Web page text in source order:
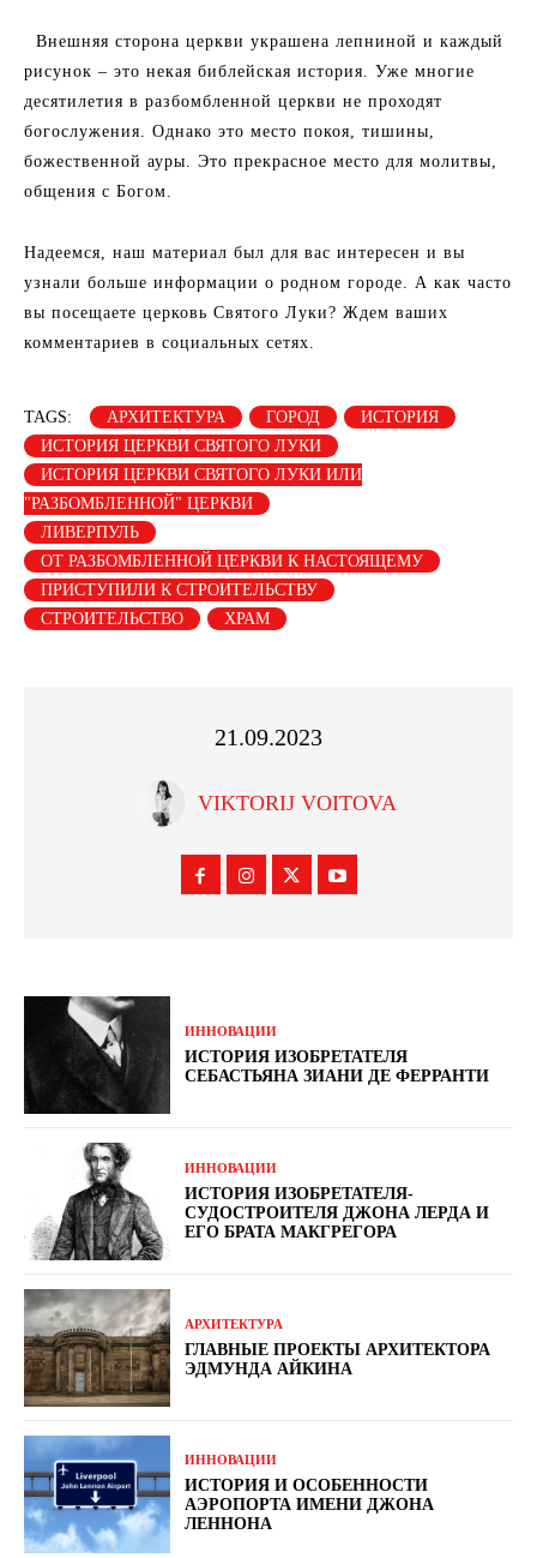
Внешняя сторона церкви украшена лепниной и каждый
рисунок – это некая библейская история. Уже многие
десятилетия в разбомбленной церкви не проходят
богослужения. Однако это место покоя, тишины,
божественной ауры. Это прекрасное место для молитвы,
общения с Богом.
Надеемся, наш материал был для вас интересен и вы
узнали больше информации о родном городе. А как часто
вы посещаете церковь Святого Луки? Ждем ваших
комментариев в социальных сетях.
TAGS: АРХИТЕКТУРА ГОРОД
ИСТОРИЯ
ИСТОРИЯ ЦЕРКВИ СВЯТОГО ЛУКИ
ИСТОРИЯ ЦЕРКВИ СВЯТОГО ЛУКИ ИЛИ
"РАЗБОМБЛЕННОЙ" ЦЕРКВИ
ЛИВЕРПУЛЬ
ОТ РАЗБОМБЛЕННОЙ ЦЕРКВИ К НАСТОЯЩЕМУ
ПРИСТУПИЛИ К СТРОИТЕЛЬСТВУ
СТРОИТЕЛЬСТВО
ХРАМ
21.09.2023
VIKTORIJ VOITOVA
ИННОВАЦИИ
ИСТОРИЯ ИЗОБРЕТАТЕЛЯ
СЕБАСТЬЯНА ЗИАНИ ДЕ ФЕРРАНТИ
ИННОВАЦИИ
ИСТОРИЯ ИЗОБРЕТАТЕЛЯ-
СУДОСТРОИТЕЛЯ ДЖОНА ЛЕРДА И
ЕГО БРАТА МАКГРЕГОРА
АРХИТЕКТУРА
ГЛАВНЫЕ ПРОЕКТЫ АРХИТЕКТОРА
ЭДМУНДА АЙКИНА
ИННОВАЦИИ
ИСТОРИЯ И ОСОБЕННОСТИ
АЭРОПОРТА ИМЕНИ ДЖОНА
ЛЕННОНА